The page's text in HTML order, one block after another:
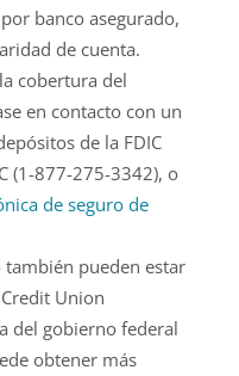
banco asegurado,
de cuenta.
cobertura del
en contacto con un
de la FDIC
(1-877-275-3342), o
de seguro de
también pueden estar
Union
del gobierno federal
obtener más